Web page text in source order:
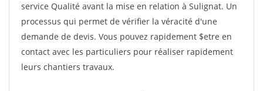
service Qualité avant la mise en relation à Sulignat. Un
processus qui permet de vérifier la véracité d'une
demande de devis. Vous pouvez rapidement $etre en
contact avec les particuliers pour réaliser rapidement
leurs chantiers travaux.